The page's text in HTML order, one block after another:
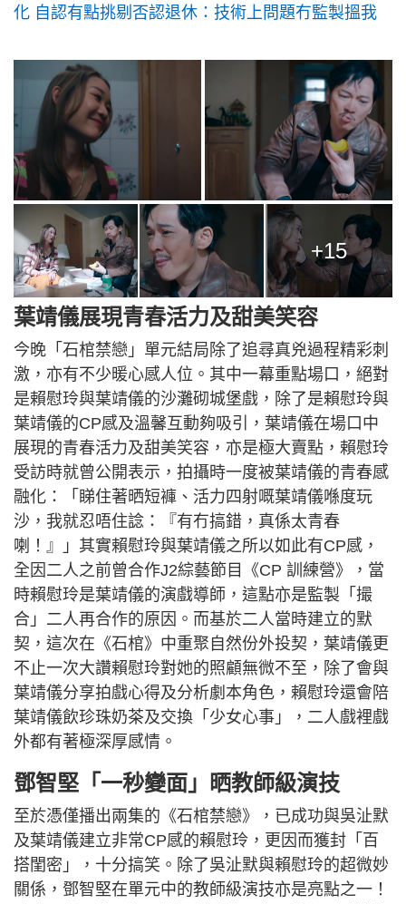
化 自認有點挑剔否認退休：技術上問題冇監製搵我
+15
葉靖儀展現青春活力及甜美笑容
今晚「石棺禁戀」單元結局除了追尋真兇過程精彩刺
激，亦有不少暖心感人位。其中一幕重點場口，絕對
是賴慰玲與葉靖儀的沙灘砌城堡戲，除了是賴慰玲與
葉靖儀的CP感及溫馨互動夠吸引，葉靖儀在場口中
展現的青春活力及甜美笑容，亦是極大賣點，賴慰玲
受訪時就曾公開表示，拍攝時一度被葉靖儀的青春感
融化：「睇住著晒短褲、活力四射嘅葉靖儀喺度玩
沙，我就忍唔住諗：『有冇搞錯，真係太青春
喇！』」其實賴慰玲與葉靖儀之所以如此有CP感，
全因二人之前曾合作J2綜藝節目《CP 訓練營》，當
時賴慰玲是葉靖儀的演戲導師，這點亦是監製「撮
合」二人再合作的原因。而基於二人當時建立的默
契，這次在《石棺》中重聚自然份外投契，葉靖儀更
不止一次大讚賴慰玲對她的照顧無微不至，除了會與
葉靖儀分享拍戲心得及分析劇本角色，賴慰玲還會陪
葉靖儀飲珍珠奶茶及交換「少女心事」，二人戲裡戲
外都有著極深厚感情。
鄧智堅「一秒變面」晒教師級演技
至於憑僅播出兩集的《石棺禁戀》，已成功與吳沚默
及葉靖儀建立非常CP感的賴慰玲，更因而獲封「百
搭閨密」，十分搞笑。除了吳沚默與賴慰玲的超微妙
關係，鄧智堅在單元中的教師級演技亦是亮點之一！